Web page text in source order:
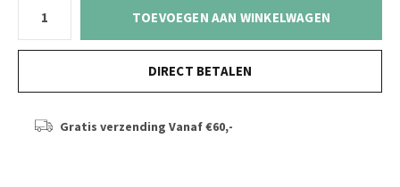
TOEVOEGEN AAN WINKELWAGEN
DIRECT BETALEN
Gratis verzending Vanaf €60,-